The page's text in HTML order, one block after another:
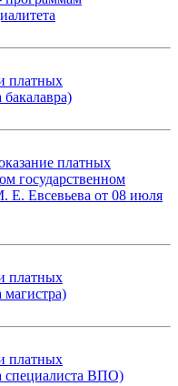
платных
бакалавра)
платных
государственном
Е. Евсевьева от 08 июля
платных
магистра)
платных
специалиста ВПО)